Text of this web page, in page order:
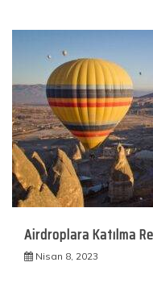
Airdroplara Katılma
Nisan 8, 2023